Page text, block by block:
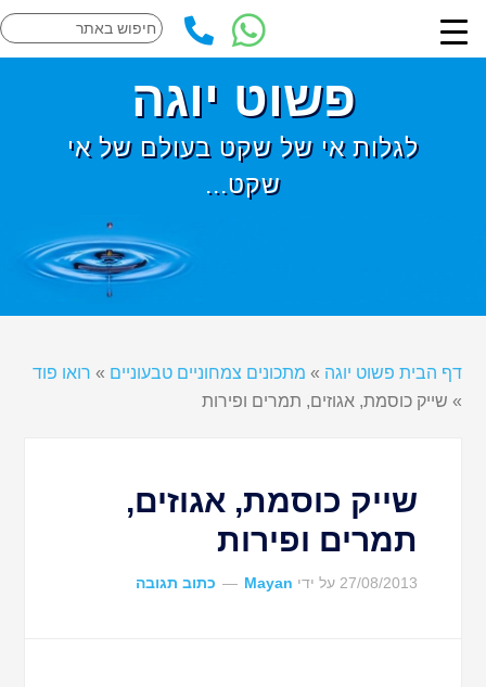
פשוט יוגה
לגלות אי של שקט בעולם של אי
שקט...
דף הבית פשוט יוגה » מתכונים צמחוניים טבעוניים » רואו פוד
» שייק כוסמת, אגוזים, תמרים ופירות
שייק כוסמת, אגוזים,
תמרים ופירות
27/08/2013 על ידי Mayan כתוב תגובה